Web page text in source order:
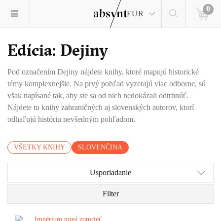
EUR
0
Edícia: Dejiny
Pod označením Dejiny nájdete knihy, ktoré mapujú historické
témy komplexnejšie. Na prvý pohľad vyzerajú viac odborne, sú
však napísané tak, aby ste sa od nich nedokázali odtrhnúť.
Nájdete tu knihy zahraničných aj slovenských autorov, ktorí
odhaľujú históriu nevšedným pohľadom.
VŠETKY KNIHY SLOVENČINA
Usporiadanie
Filter